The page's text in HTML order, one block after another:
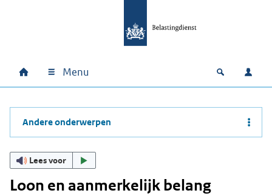
Hoofdnavigatie
Home Menu Open
Andere onderwerpen
Lees voor
Loon en aanmerkelijk belang